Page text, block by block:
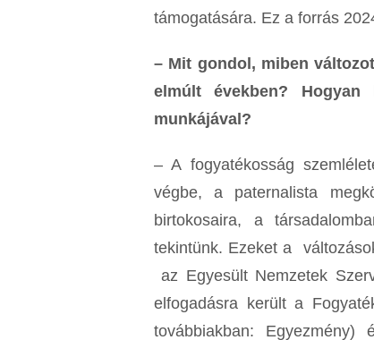
támogatására. Ez a forrás
– Mit gondol, miben
elmúlt években?
munkájával?
– A fogyatékosság
végbe, a paternalista
birtokosaira, a
tekintünk. Ezeket a
az Egyesült Nemzetek
elfogadásra került a
továbbiakban: